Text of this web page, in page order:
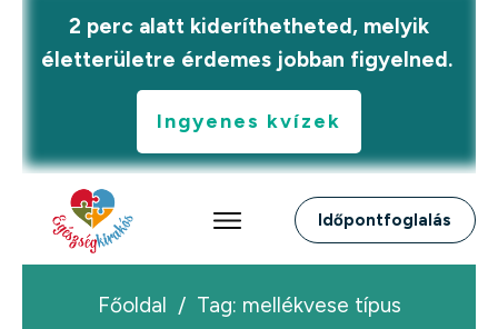
2 perc alatt kideríthetheted, melyik
életterületre érdemes jobban figyelned.
Ingyenes kvízek
Időpontfoglalás
Főoldal / Tag: mellékvese típus